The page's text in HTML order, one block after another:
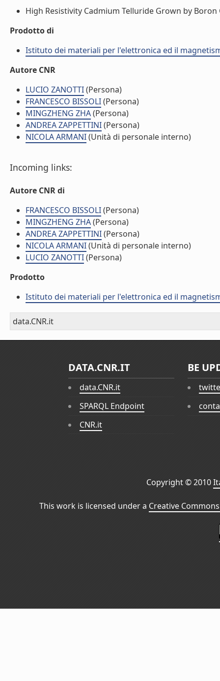
High Resistivity Cadmium Telluride Grown by
Prodotto di
Istituto dei materiali per l'elettronica ed il
Autore CNR
LUCIO ZANOTTI(Persona)
FRANCESCO BISSOLI(Persona)
MINGZHENG ZHA(Persona)
ANDREA ZAPPETTINI(Persona)
NICOLA ARMANI(Unità di personale interno)
Incoming links:
Autore CNR di
FRANCESCO BISSOLI(Persona)
MINGZHENG ZHA(Persona)
ANDREA ZAPPETTINI(Persona)
NICOLA ARMANI(Unità di personale interno)
LUCIO ZANOTTI(Persona)
Prodotto
Istituto dei materiali per l'elettronica ed il
data.CNR.it
DATA.CNR.IT
data.CNR.it
SPARQL Endpoint
CNR.it
BE
Copyright © 2010
This work is licensed under a Creative